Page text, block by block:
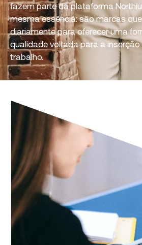
fazem parte da plataforma
mesma essência: são marcas
diariamente para oferecer uma
qualidade voltada para a
trabalho.